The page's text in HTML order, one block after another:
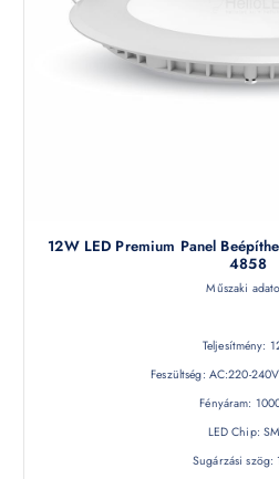
12W LED Premium Panel
4858
Műszaki
Teljesítmény:
Feszültség: AC:220-
Fényáram:
LED Chip:
Sugárzási szög: